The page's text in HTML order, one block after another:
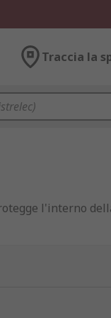
Traccia la
l'interno
sono realizzate